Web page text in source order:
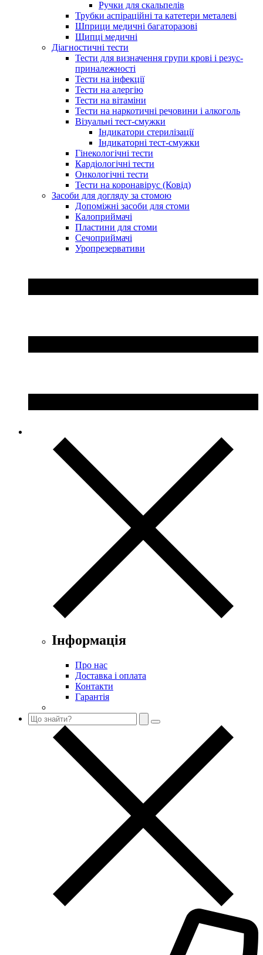
Ручки для скальпелів
Трубки аспіраційні та катетери металеві
Шприци медичні багаторазові
Щипці медичні
Діагностичні тести
Тести для визначення групи крові і резус-
приналежності
Тести на інфекції
Тести на алергію
Тести на вітаміни
Тести на наркотичні речовини і алкоголь
Візуальні тест-смужки
Індикатори стерилізації
Індикаторні тест-смужки
Гінекологічні тести
Кардіологічні тести
Онкологічні тести
Тести на коронавірус (Ковід)
Засоби для догляду за стомою
Допоміжні засоби для стоми
Калоприймачі
Пластини для стоми
Сечоприймачі
Уропрезервативи
Інформація
Про нас
Доставка і оплата
Контакти
Гарантія